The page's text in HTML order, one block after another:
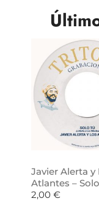
Javier Alerta y
Atlantes –
2,00 €